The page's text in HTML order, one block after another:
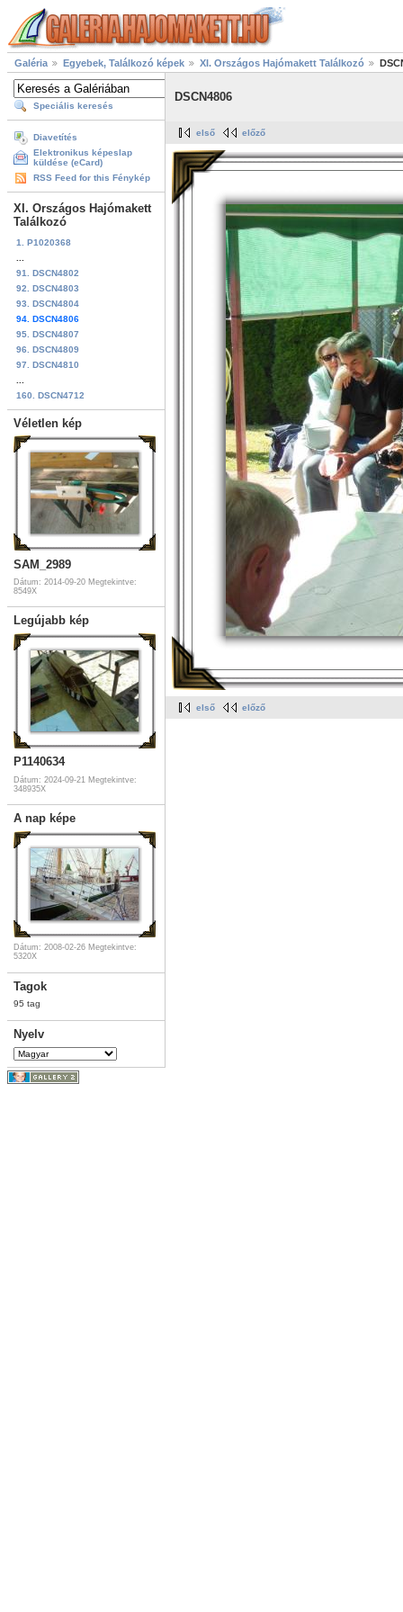
Galéria Egyebek, Találkozó képek XI. Országos Hajómakett Találkozó
Speciális keresés
Diavetítés
Elektronikus képeslap
küldése (eCard)
RSS Feed for this Fénykép
XI. Országos Hajómakett
Találkozó
1. P1020368
91. DSCN4802
92. DSCN4803
93. DSCN4804
94. DSCN4806
95. DSCN4807
96. DSCN4809
97. DSCN4810
160. DSCN4712
Véletlen kép
SAM_2989
Dátum: 2014-09-20 Megtekintve:
8549X
Legújabb kép
P1140634
Dátum: 2024-09-21 Megtekintve:
348935X
A nap képe
Dátum: 2008-02-26 Megtekintve:
5320X
Tagok
95 tag
Nyelv
DSCN4806
első előző
első előző